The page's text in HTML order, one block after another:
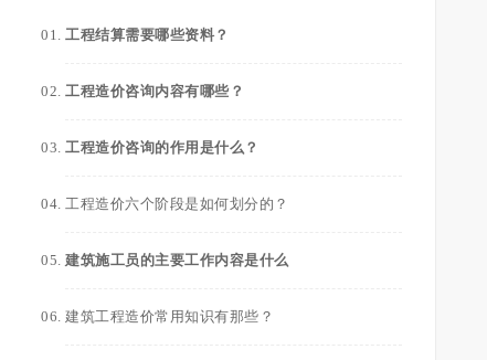
工程结算需要哪些资料？
工程造价咨询内容有哪些？
工程造价咨询的作用是什么？
工程造价六个阶段是如何划分的？
建筑施工员的主要工作内容是什么
建筑工程造价常用知识有那些？